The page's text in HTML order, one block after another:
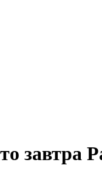
завтра